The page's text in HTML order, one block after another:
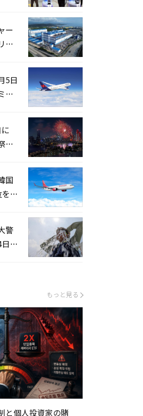
ー
ー
5日
ン
り
国
記
警
、
もっと見る
と個人投資家の賭